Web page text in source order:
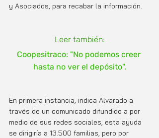
y Asociados, para recabar la información.
Leer también:
Coopesitraco: "No podemos creer
hasta no ver el depósito".
En primera instancia, indica Alvarado a
través de un comunicado difundido a por
medio de sus redes sociales, esta ayuda
se dirigiría a 13.500 familias, pero por